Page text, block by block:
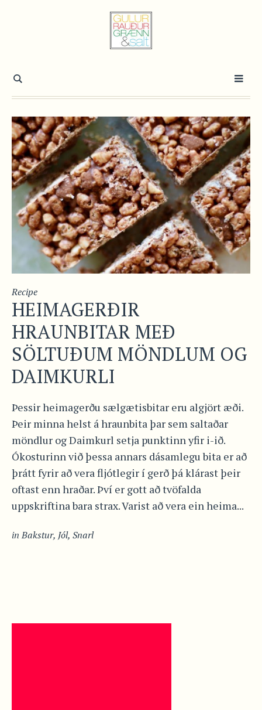
Recipe
HEIMAGERÐIR
HRAUNBITAR MEÐ
SÖLTUÐUM MÖNDLUM OG
DAIMKURLI
Þessir heimagerðu sælgætisbitar eru algjört æði.
Þeir minna helst á hraunbita þar sem saltaðar
möndlur og Daimkurl setja punktinn yfir i-ið.
Ókosturinn við þessa annars dásamlegu bita er að
þrátt fyrir að vera fljótlegir í gerð þá klárast þeir
oftast enn hraðar. Því er gott að tvöfalda
uppskriftina bara strax. Varist að vera ein heima...
inBakstur, Jól, Snarl